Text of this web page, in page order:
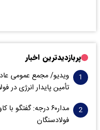
پربازدیدترین اخبار
ویدیو/ مجمع عمومی
تأمین پایدار انرژی در
مدار‌۶٠ درجه:
فولادسنگان